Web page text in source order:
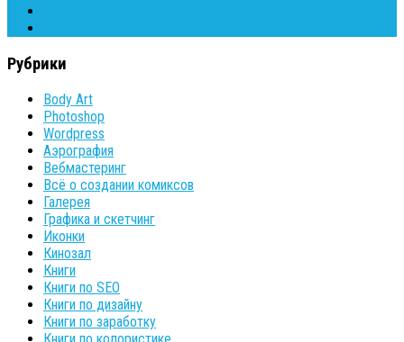
Рубрики
Body Art
Photoshop
Wordpress
Аэрография
Вебмастеринг
Всё о создании комиксов
Галерея
Графика и скетчинг
Иконки
Кинозал
Книги
Книги по SEO
Книги по дизайну
Книги по заработку
Книги по колористике